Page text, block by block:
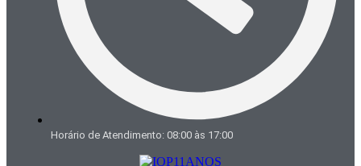
Horário de Atendimento: 08:00 às 17:00